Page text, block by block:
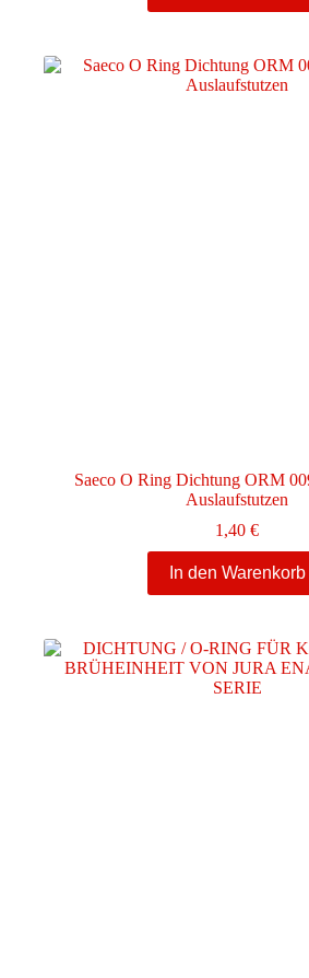
Saeco O Ring Dichtung ORM
Auslaufstutzen
1,40€
In den Warenkorb